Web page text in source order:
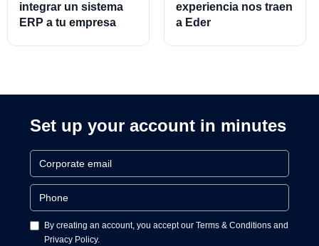
integrar un sistema
ERP a tu empresa
experiencia nos traen
a Eder
Set up your account in minutes
By creating an account, you accept our Terms & Conditions and
Privacy Policy.